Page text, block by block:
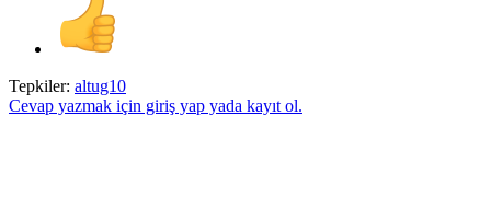
Tepkiler: altug10
Cevap yazmak için giriş yap yada kayıt ol.